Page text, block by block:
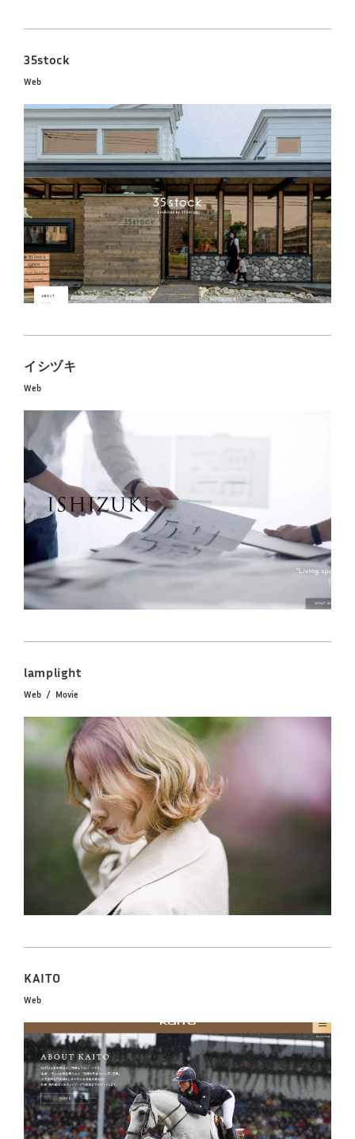
35stock
Web
イシヅキ
Web
lamplight
Web Movie
KAITO
Web